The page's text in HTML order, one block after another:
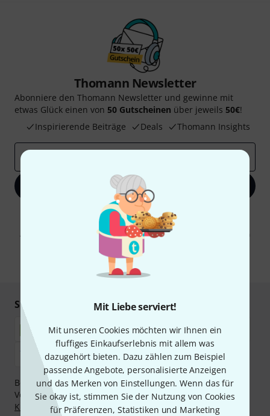
Mit Liebe serviert!
Mit unseren Cookies möchten wir Ihnen ein
fluffiges Einkaufserlebnis mit allem was
dazugehört bieten. Dazu zählen zum Beispiel
passende Angebote, personalisierte Anzeigen
und das Merken von Einstellungen. Wenn das für
Sie okay ist, stimmen Sie der Nutzung von Cookies
für Präferenzen, Statistiken und Marketing
Thomann Newsletter
Abonniere den Thomann Newsletter und gewinne mit
etwas Glück einen von 50 Gutscheinen über jeweils 50€!
Inspirierende Beiträge
Deals Thomann Insights
Jetzt anmelden
Mit Klick auf „Jetzt anmelden“ stimmen Sie dem Erhalt von E-Mail-
Werbung und einer Messung des E-Mail-Nutzungsverhaltens zu. Die
Abmeldung ist jederzeit möglich. Weitere Informationen finden Sie in
Datenschutzhinweisen
* Pflichtfeld
Sicher einkaufen & bezahlen
Bezahlen Sie vertraulich und sicher per Nachnahme,
Vorkasse, PayPal, Amazon Pay,Klarna Sofort bezahlen,
Klarna Ratenzahlungoder Kreditkarte.